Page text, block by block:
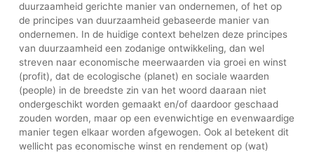
duurzaamheid gerichte manier van ondernemen, of het op
de principes van duurzaamheid gebaseerde manier van
ondernemen. In de huidige context behelzen deze principes
van duurzaamheid een zodanige ontwikkeling, dan wel
streven naar economische meerwaarden via groei en winst
(profit), dat de ecologische (planet) en sociale waarden
(people) in de breedste zin van het woord daaraan niet
ondergeschikt worden gemaakt en/of daardoor geschaad
zouden worden, maar op een evenwichtige en evenwaardige
manier tegen elkaar worden afgewogen. Ook al betekent dit
wellicht pas economische winst en rendement op (wat)